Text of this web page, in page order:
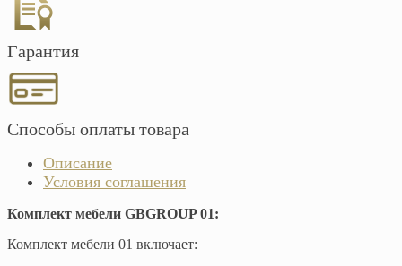
Гарантия
Способы оплаты товара
Описание
Условия соглашения
Комплект мебели GBGROUP 01:
Комплект мебели 01 включает: